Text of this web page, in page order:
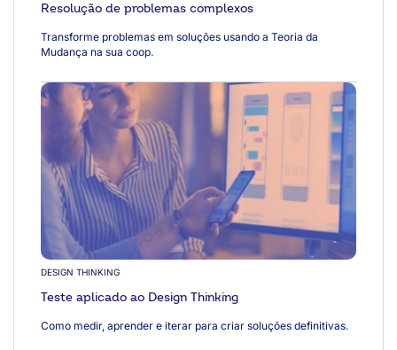
Resolução de problemas complexos
Transforme problemas em soluções usando a Teoria da
Mudança na sua coop.
DESIGN THINKING
Teste aplicado ao Design Thinking
Como medir, aprender e iterar para criar soluções definitivas.